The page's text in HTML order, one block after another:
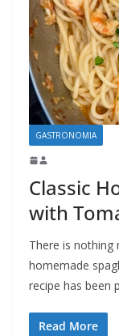
GASTRONOMIA
Classic
with
There is
homemade
recipe has been
Read More